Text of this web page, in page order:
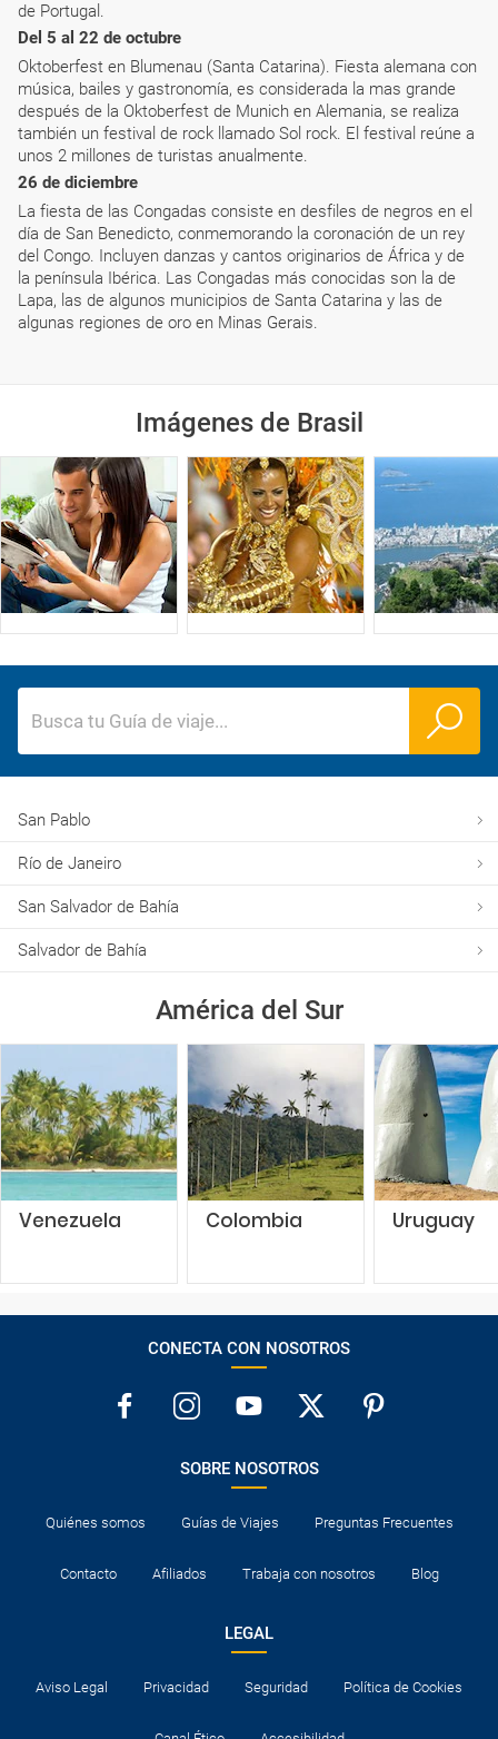
de Portugal.
Del 5 al 22 de octubre
Oktoberfest en Blumenau (Santa Catarina). Fiesta alemana con
música, bailes y gastronomía, es considerada la mas grande
después de la Oktoberfest de Munich en Alemania, se realiza
también un festival de rock llamado Sol rock. El festival reúne a
unos 2 millones de turistas anualmente.
26 de diciembre
La fiesta de las Congadas consiste en desfiles de negros en el
día de San Benedicto, conmemorando la coronación de un rey
del Congo. Incluyen danzas y cantos originarios de África y de
la península Ibérica. Las Congadas más conocidas son la de
Lapa, las de algunos municipios de Santa Catarina y las de
algunas regiones de oro en Minas Gerais.
Imágenes de Brasil
Busca tu Guía de viaje...
San Pablo
Río de Janeiro
San Salvador de Bahía
Salvador de Bahía
América del Sur
Venezuela Colombia Uruguay
CONECTA CON NOSOTROS
SOBRE NOSOTROS
Quiénes somos Guías de Viajes Preguntas Frecuentes
Contacto Afiliados Trabaja con nosotros Blog
LEGAL
Aviso Legal Privacidad Seguridad Política de Cookies